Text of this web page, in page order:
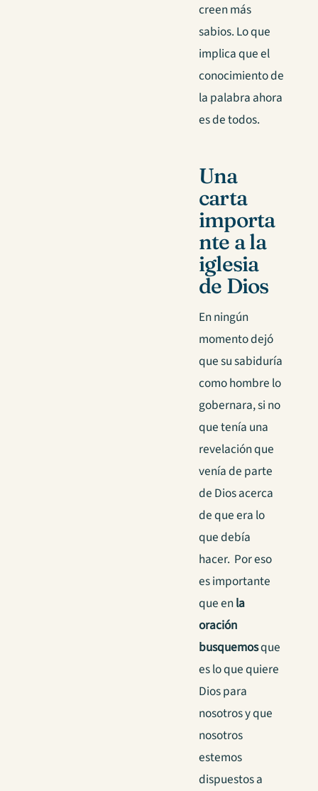
creen más
sabios. Lo que
implica que el
conocimiento de
la palabra ahora
es de todos.
Una
carta
importa
nte a la
iglesia
de Dios
En ningún
momento dejó
que su sabiduría
como hombre lo
gobernara, si no
que tenía una
revelación que
venía de parte
de Dios acerca
de que era lo
que debía
hacer. Por eso
es importante
que enla
oración
busquemosque
es lo que quiere
Dios para
nosotros y que
nosotros
estemos
dispuestos a